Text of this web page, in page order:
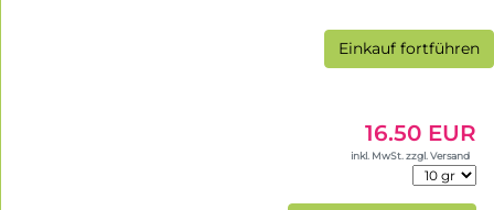
Einkauf fortführen
16.50 EUR
inkl. MwSt. zzgl. Versand